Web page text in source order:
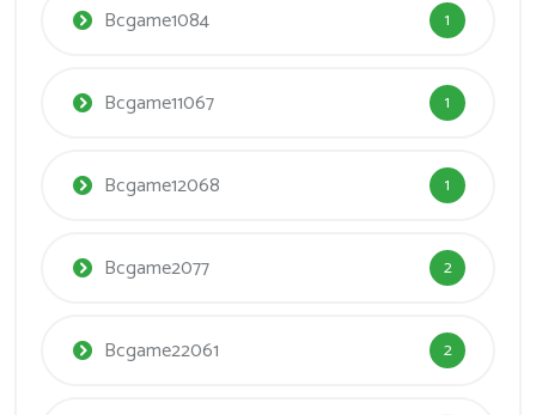
Bcgame1084 1
Bcgame11067 1
Bcgame12068 1
Bcgame2077 2
Bcgame22061 2